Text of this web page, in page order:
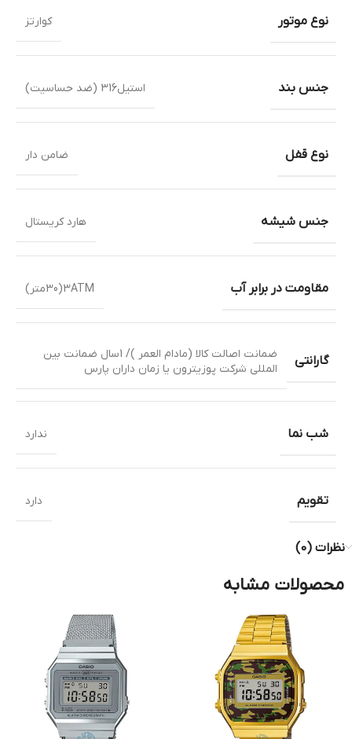
نوع موتور کوارتز
جنس بند استیل316 (ضد حساسیت)
نوع قفل ضامن دار
جنس شیشه هارد کریستال
مقاومت در برابر آب 3ATM(30متر)
گارانتی
ضمانت اصالت کالا (مادام العمر )/ 1سال ضمانت بین
المللی شرکت پوزیترون یا زمان داران پارس
شب نما ندارد
تقویم دارد
نظرات (0)
محصولات مشابه